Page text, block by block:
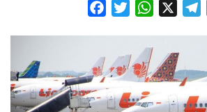
FacebookTwitterWhatsApp